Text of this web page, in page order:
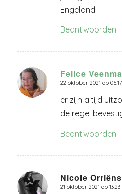
Engeland
Beantwoorden
Felice
zegt:
22 oktober 2021 op 06:17
er zijn altijd
de regel
Beantwoorden
Nicole Orriëns
zegt:
21 oktober 2021 op 13:23